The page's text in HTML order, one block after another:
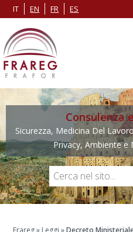
IT EN FR ES
Consulenza
Sicurezza, Medicina Del
Privacy, Ambiente e
Frareg» Leggi »Decreto